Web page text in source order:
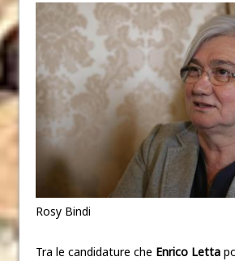
Rosy Bindi
Tra le candidature che Enrico Letta